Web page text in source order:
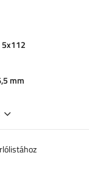
5x112
mm